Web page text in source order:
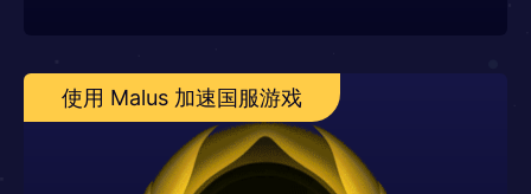
使用 Malus 加速国服游戏